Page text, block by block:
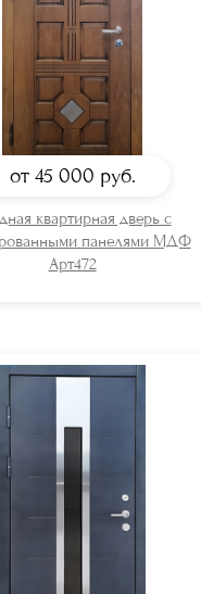
от 45 000 руб.
квартирная дверь с
панелями МДФ
Арт472